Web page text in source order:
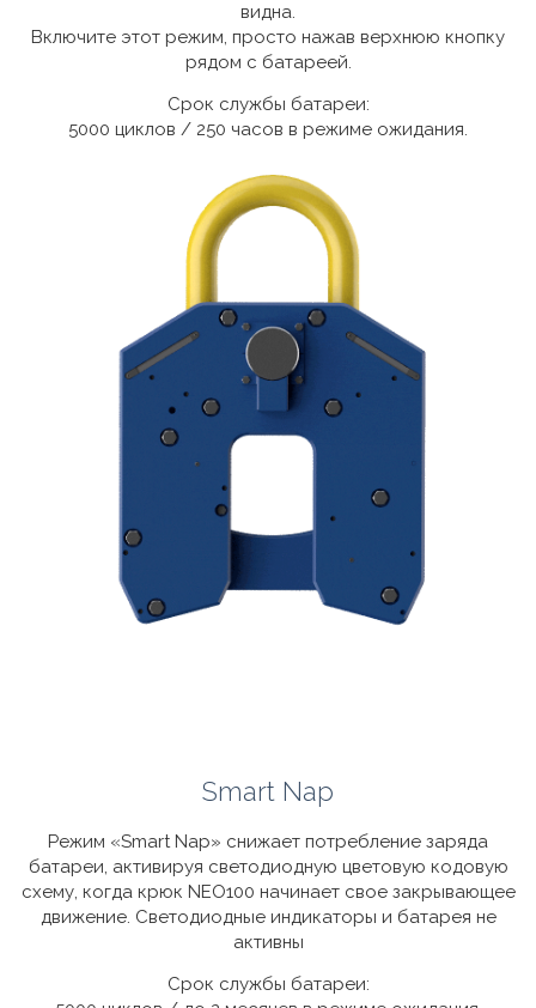
видна.
Включите этот режим, просто нажав верхнюю кнопку
рядом с батареей.
Срок службы батареи:
5000 циклов / 250 часов в режиме ожидания.
Smart Nap
Режим «Smart Nap» снижает потребление заряда
батареи, активируя светодиодную цветовую кодовую
схему, когда крюк NEO100 начинает свое закрывающее
движение. Светодиодные индикаторы и батарея не
активны
Срок службы батареи: